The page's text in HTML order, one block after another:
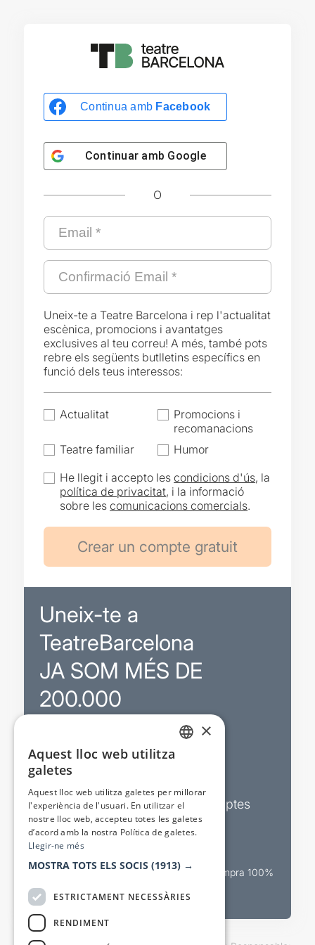
Continua amb Facebook
Continuar amb Google
O
Uneix-te a Teatre Barcelona i rep l'actualitat
escènica, promocions i avantatges
exclusives al teu correu! A més, també pots
rebre els següents butlletins específics en
funció dels teus interessos:
Actualitat
Promocions i
recomanacions
Teatre familiar
Humor
He llegit i accepto lescondicions d'ús, la
política de privacitat, i la informació
sobre lescomunicacions comercials.
Uneix-te a
TeatreBarcelona
JA SOM MÉS DE
200.000
Sortejos exclusius
Butlletins d’actualitat i descomptes
Valora espectacles
Canal oficial de venda teatral Compra 100%
×
Aquest lloc web utilitza
galetes
Aquest lloc web utilitza galetes per millorar
l'experiència de l'usuari. En utilitzar el
nostre lloc web, accepteu totes les galetes
d’acord amb la nostra Política de galetes.
Llegir-ne més
MOSTRA TOTS ELS SOCIS (1913) →
ESTRICTAMENT NECESSÀRIES
RENDIMENT